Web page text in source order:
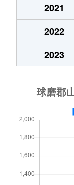
2021
2022
2023